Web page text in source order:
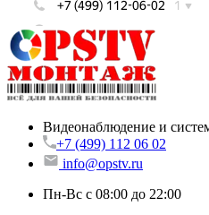
Видеонаблюдение и
+7 (499) 112 06 02
info@opstv.ru
Пн-Вс с 08:00 до 22:00